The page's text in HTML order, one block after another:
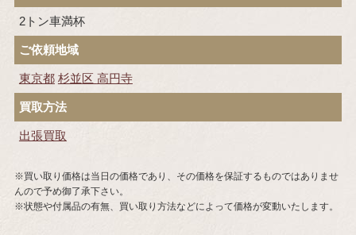
2トン車満杯
ご依頼地域
東京都 杉並区 高円寺
買取方法
出張買取
※買い取り価格は当日の価格であり、その価格を保証するものではありませ
んので予め御了承下さい。
※状態や付属品の有無、買い取り方法などによって価格が変動いたします。